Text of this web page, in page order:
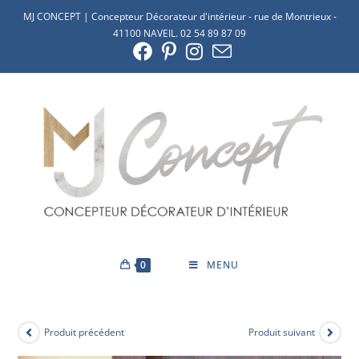
MJ CONCEPT | Concepteur Décorateur d'intérieur - rue de Montrieux -
41100 NAVEIL. 02 54 89 87 09
0 MENU
Produit précédent Produit suivant